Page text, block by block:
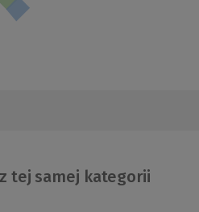
tej samej kategorii